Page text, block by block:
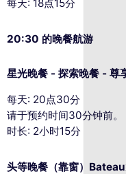
每天: 18点15分
20:30 的晚餐航游
星光晚餐 - 探索晚餐 - 尊
每天: 20点30分
请于预约时间30分钟前。
时长: 2小时15分
头等晚餐（靠窗）